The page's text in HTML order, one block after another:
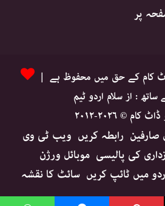
پر
ڈاٹ کام کے حق میں محفوظ ہے |
: از سلام اردو ٹیم
کام © ۲۰۲۶-۲۰۱۲
صارفین رابطہ کریں ویب ٹی وی
کی پالیسی موبائل ورژن
میں ٹائپ کریں سائٹ کا نقشہ